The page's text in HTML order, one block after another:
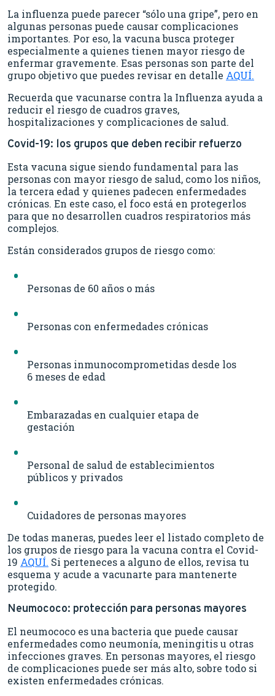
La influenza puede parecer “sólo una gripe”, pero en
algunas personas puede causar complicaciones
importantes. Por eso, la vacuna busca proteger
especialmente a quienes tienen mayor riesgo de
enfermar gravemente. Esas personas son parte del
grupo objetivo que puedes revisar en detalle AQUÍ.
Recuerda que vacunarse contra la Influenza ayuda a
reducir el riesgo de cuadros graves,
hospitalizaciones y complicaciones de salud.
Covid-19: los grupos que deben recibir refuerzo
Esta vacuna sigue siendo fundamental para las
personas con mayor riesgo de salud, como los niños,
la tercera edad y quienes padecen enfermedades
crónicas. En este caso, el foco está en protegerlos
para que no desarrollen cuadros respiratorios más
complejos.
Están considerados grupos de riesgo como:
Personas de 60 años o más
Personas con enfermedades crónicas
Personas inmunocomprometidas desde los
6 meses de edad
Embarazadas en cualquier etapa de
gestación
Personal de salud de establecimientos
públicos y privados
Cuidadores de personas mayores
De todas maneras, puedes leer el listado completo de
los grupos de riesgo para la vacuna contra el Covid-
19 AQUÍ. Si perteneces a alguno de ellos, revisa tu
esquema y acude a vacunarte para mantenerte
protegido.
Neumococo: protección para personas mayores
El neumococo es una bacteria que puede causar
enfermedades como neumonía, meningitis u otras
infecciones graves. En personas mayores, el riesgo
de complicaciones puede ser más alto, sobre todo si
existen enfermedades crónicas.